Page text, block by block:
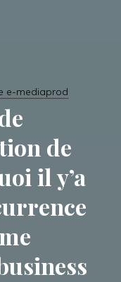
e-mediaprod
de
il y’a